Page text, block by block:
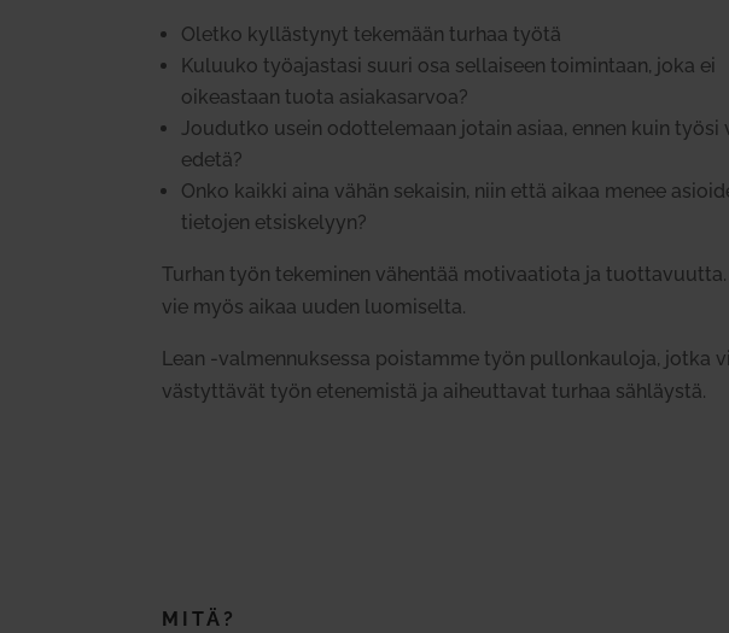
Oletko kyl­läs­tynyt tekemään turhaa työtä
Kuluuko työ­ajastasi suuri osa sel­laiseen toi­mintaan, joka ei
oikeastaan tuota asia­kas­arvoa?
Jou­dutko usein odot­te­lemaan jotain asiaa, ennen kuin työsi
edetä?
Onko kaikki aina vähän sekaisin, niin että aikaa menee
tie­tojen etsis­kelyyn?
Turhan työn teke­minen vähentää moti­vaa­tiota ja tuot­ta­vuutta.
vie myös aikaa uuden luo­mi­selta.
Lean ‑val­men­nuk­sessa pois­tamme työn pul­lon­kauloja, jotka
väs­tyt­tävät työn ete­ne­mistä ja aiheut­tavat turhaa säh­läystä.
MITÄ?